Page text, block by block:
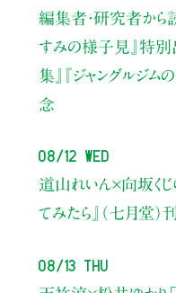
編集者・研究者から
すみの様子見』特別
集』『ジャングルジ
念
08/12 Wed
道山れいん×向坂くじ
てみたら』（七月堂
08/13 Thu